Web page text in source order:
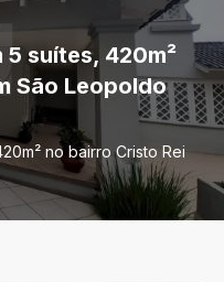
suítes, 420m²
São Leopoldo
no bairro Cristo Rei